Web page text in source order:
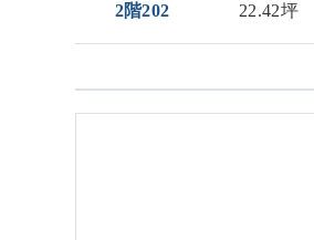
2階202 22.42坪